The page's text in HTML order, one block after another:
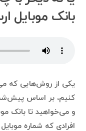
بانک موبایل
یکی از روش‌هایی که
کنیم، بر اساس
و می‌خواهید تا بانک